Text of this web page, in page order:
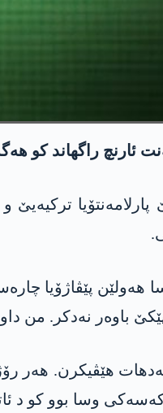
ئارنچ راگهاند کو
هەولێن پێڤاژۆیا
باوەر نەدکر. من
هێڤیکرن. هەر رۆژ
وسا بوو کو د